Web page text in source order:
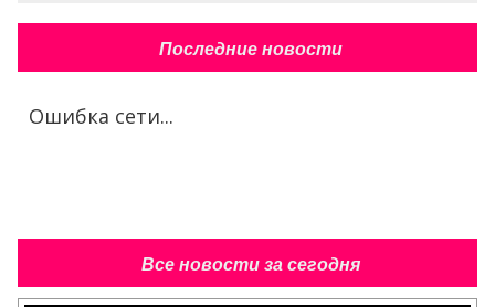
Последние новости
Ошибка сети...
Все новости за сегодня